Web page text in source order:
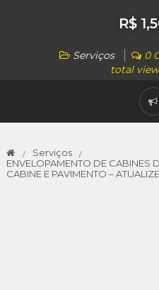
R$
Serviços 0
total
Serviços
ENVELOPAMENTO DE CABINES
CABINE E PAVIMENTO –